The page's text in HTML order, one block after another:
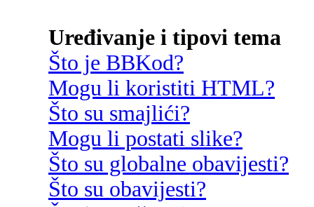
Uređivanje i tipovi tema
Što je BBKod?
Mogu li koristiti HTML?
Što su smajlići?
Mogu li postati slike?
Što su globalne obavijesti?
Što su obavijesti?